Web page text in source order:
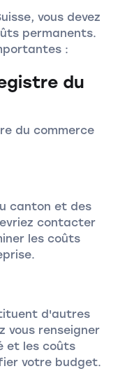
vous devez
permanents.
:
du
du commerce
canton et des
contacter
les coûts
d'autres
vous renseigner
et les coûts
votre budget.